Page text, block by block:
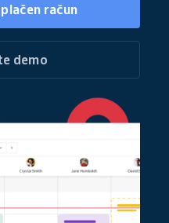
račun
demo